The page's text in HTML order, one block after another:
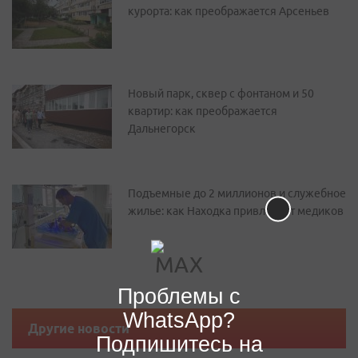
курорта: как преображается Арсеньев
Новый парк, сквер с фонтаном и 50
квартир: как преображается
Дальнегорск
Подъемные до 2 миллионов и служебное
жилье: как Находка привлекает медиков
Другие новости
Проблемы с
WhatsApp?
Подпишитесь на